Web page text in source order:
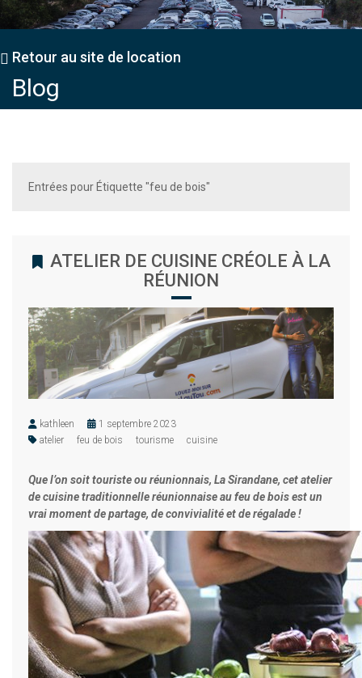
Retour au site de location
Blog
Entrées pour Étiquette "feu de bois"
ATELIER DE CUISINE CRÉOLE À LA
RÉUNION
kathleen
1 septembre 2023
atelier
feu de bois tourisme cuisine
Que l’on soit touriste ou réunionnais, La Sirandane, cet atelier
de cuisine traditionnelle réunionnaise au feu de bois est un
vrai moment de partage, de convivialité et de régalade !